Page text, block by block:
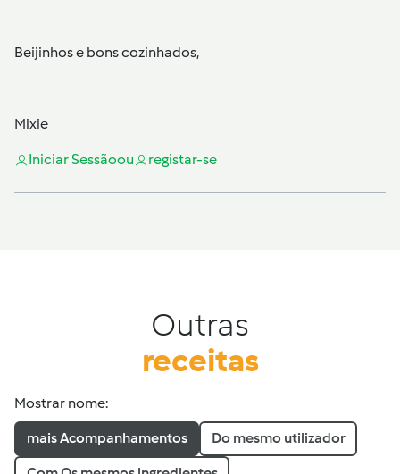
Beijinhos e bons cozinhados,
Mixie
Iniciar Sessãoou registar-se
Outras
receitas
Mostrar nome:
mais Acompanhamentos Do mesmo utilizador